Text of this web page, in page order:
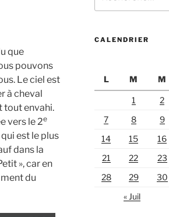
que
pouvons
Le ciel est
à cheval
tout envahi.
vers le 2e
est le plus
dans la
», car en
du
:
CALENDRIER
L
M M
1 2
7
8 9
14
15 16
21
22 23
28
29 30
« Juil